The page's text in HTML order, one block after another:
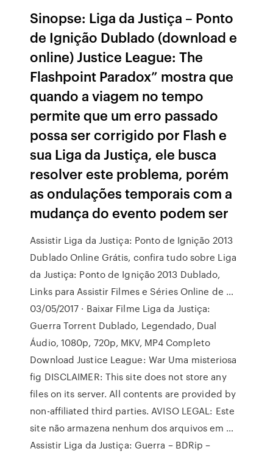
Sinopse: Liga da Justiça – Ponto
de Ignição Dublado (download e
online) Justice League: The
Flashpoint Paradox” mostra que
quando a viagem no tempo
permite que um erro passado
possa ser corrigido por Flash e
sua Liga da Justiça, ele busca
resolver este problema, porém
as ondulações temporais com a
mudança do evento podem ser
Assistir Liga da Justiça: Ponto de Ignição 2013
Dublado Online Grátis, confira tudo sobre Liga
da Justiça: Ponto de Ignição 2013 Dublado,
Links para Assistir Filmes e Séries Online de …
03/05/2017 · Baixar Filme Liga da Justiça:
Guerra Torrent Dublado, Legendado, Dual
Áudio, 1080p, 720p, MKV, MP4 Completo
Download Justice League: War Uma misteriosa
fig DISCLAIMER: This site does not store any
files on its server. All contents are provided by
non-affiliated third parties. AVISO LEGAL: Este
site não armazena nenhum dos arquivos em …
Assistir Liga da Justiça: Guerra – BDRip –